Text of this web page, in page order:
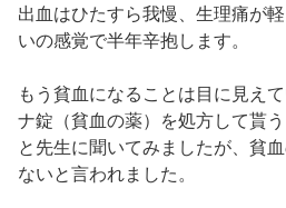
出血はひたすら我慢、生理痛が
いの感覚で半年辛抱します。
もう貧血になることは目に見え
ナ錠（貧血の薬）を処方して貰
と先生に聞いてみましたが、貧
ないと言われました。